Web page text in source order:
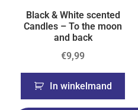
Black & White scented
Candles – To the moon
and back
€9,99
In winkelmand